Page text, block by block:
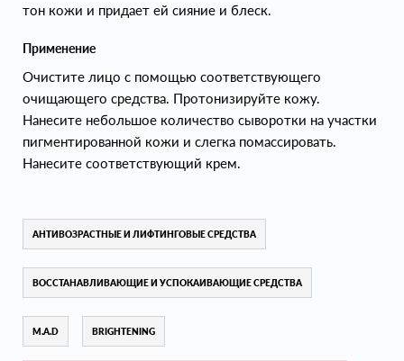
тон кожи и придает ей сияние и блеск.
Применение
Очистите лицо с помощью соответствующего
очищающего средства. Протонизируйте кожу.
Нанесите небольшое количество сыворотки на участки
пигментированной кожи и слегка помассировать.
Нанесите соответствующий крем.
АНТИВОЗРАСТНЫЕ И ЛИФТИНГОВЫЕ СРЕДСТВА
ВОССТАНАВЛИВАЮЩИЕ И УСПОКАИВАЮЩИЕ СРЕДСТВА
M.A.D BRIGHTENING